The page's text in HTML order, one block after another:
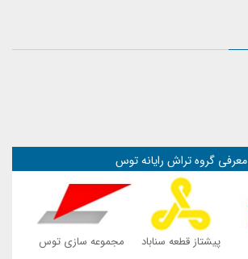
معرفی گروه تراش رایانه توس
مجموعه سازی توس پیشتاز قطعه سناباد